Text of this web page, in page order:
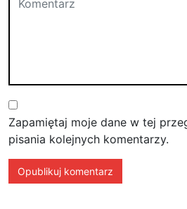
Zapamiętaj moje dane w tej
pisania kolejnych komentarzy.